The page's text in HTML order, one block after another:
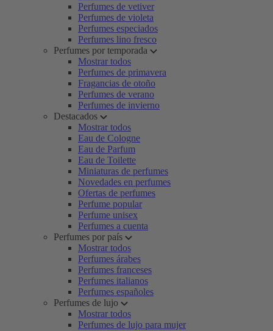
Perfumes de vetiver
Perfumes de violeta
Perfumes especiados
Perfumes lino fresco
Perfumes por temporada
Mostrar todos
Perfumes de primavera
Fragancias de otoño
Perfumes de verano
Perfumes de invierno
Destacados
Mostrar todos
Eau de Cologne
Eau de Parfum
Eau de Toilette
Miniaturas de perfumes
Novedades en perfumes
Ofertas de perfumes
Perfume popular
Perfume unisex
Perfumes a cuenta
Perfumes por país
Mostrar todos
Perfumes árabes
Perfumes franceses
Perfumes italianos
Perfumes españoles
Perfumes de lujo
Mostrar todos
Perfumes de lujo para mujer